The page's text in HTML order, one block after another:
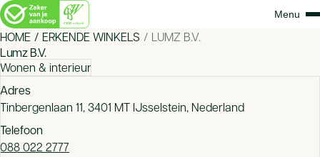
HOME ERKENDE WINKELS
LUMZ B.V.
Lumz B.V.
Wonen & interieur
Adres
Tinbergenlaan 11, 3401 MT IJsselstein, Nederland
Telefoon
088 022 2777